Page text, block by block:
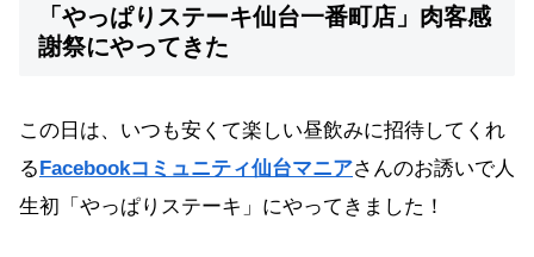
「やっぱりステーキ仙台一番町店」肉客感
謝祭にやってきた
この日は、いつも安くて楽しい昼飲みに招待してくれ
る Facebookコミュニティ仙台マニアさんのお誘いで人
生初「やっぱりステーキ」にやってきました！